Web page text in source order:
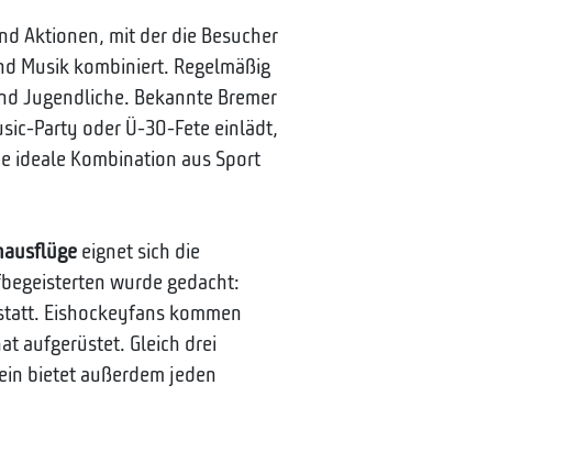
Aktionen, mit der die Besucher
Musik kombiniert. Regelmäßig
Jugendliche. Bekannte Bremer
Party oder Ü-30-Fete einlädt,
ideale Kombination aus Sport
eignet sich die
wurde gedacht:
Eishockeyfans kommen
aufgerüstet. Gleich drei
bietet außerdem jeden